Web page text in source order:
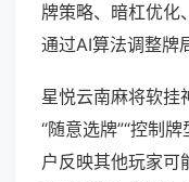
牌策略、暗杠优化
通过AI算法调整牌
星悦云南麻将软挂
“随意选牌”“控制
户反映其他玩家可